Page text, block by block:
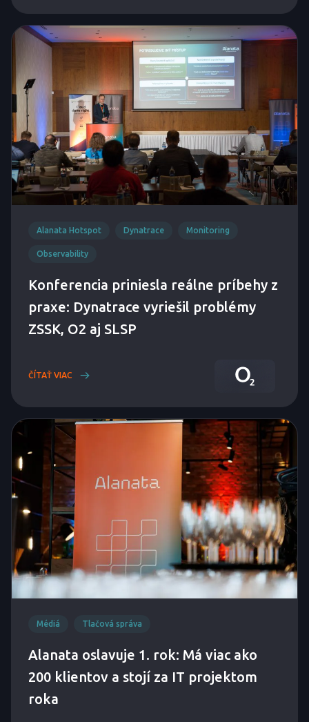
Alanata Hotspot Dynatrace Monitoring
Observability
Konferencia priniesla reálne príbehy z
praxe: Dynatrace vyriešil problémy
ZSSK, O2 aj SLSP
ČÍTAŤ VIAC
Médiá Tlačová správa
Alanata oslavuje 1. rok: Má viac ako
200 klientov a stojí za IT projektom
roka